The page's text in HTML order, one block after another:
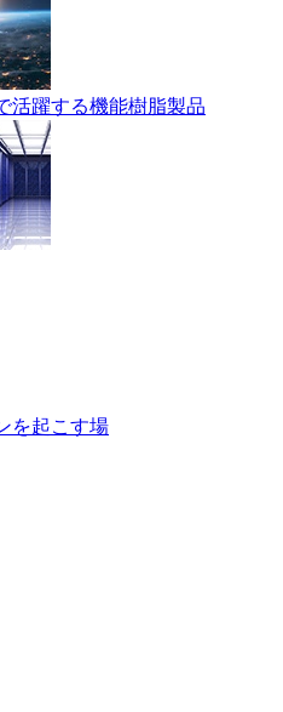
活躍する機能樹脂製品
を起こす場